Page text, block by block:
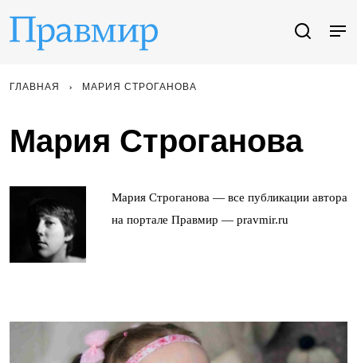
ГЛАВНАЯ МАРИЯ СТРОГАНОВА
Мария Строганова
Мария Строганова — все публикации автора
на портале Правмир — pravmir.ru